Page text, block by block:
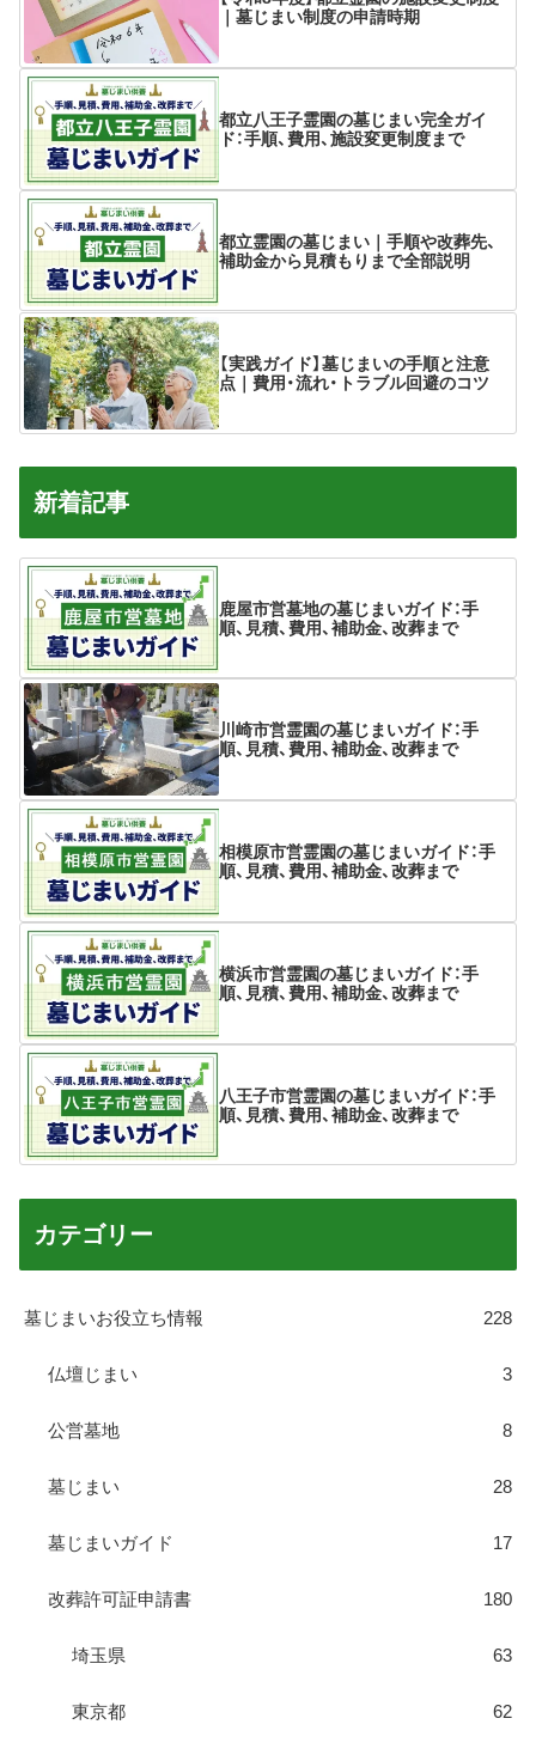
｜墓じまい制度の申請時期
都立八王子霊園の墓じまい完全ガイ
ド：手順、費用、施設変更制度まで
都立霊園の墓じまい｜手順や改葬先、
補助金から見積もりまで全部説明
【実践ガイド】墓じまいの手順と注意
点｜費用・流れ・トラブル回避のコツ
新着記事
鹿屋市営墓地の墓じまいガイド：手
順、見積、費用、補助金、改葬まで
川崎市営霊園の墓じまいガイド：手
順、見積、費用、補助金、改葬まで
相模原市営霊園の墓じまいガイド：手
順、見積、費用、補助金、改葬まで
横浜市営霊園の墓じまいガイド：手
順、見積、費用、補助金、改葬まで
八王子市営霊園の墓じまいガイド：手
順、見積、費用、補助金、改葬まで
カテゴリー
墓じまいお役立ち情報 228
仏壇じまい 3
公営墓地 8
墓じまい 28
墓じまいガイド 17
改葬許可証申請書 180
埼玉県 63
東京都 62